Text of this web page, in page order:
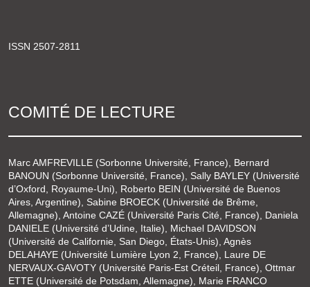
ISSN 2507-2811
COMITÉ DE LECTURE
Marc AMFREVILLE (Sorbonne Université, France), Bernard
BANOUN (Sorbonne Université, France), Sally BAYLEY (Université
d’Oxford, Royaume-Uni), Roberto BEIN (Université de Buenos
Aires, Argentine), Sabine BROECK (Université de Brême,
Allemagne), Antoine CAZÉ (Université Paris Cité, France), Daniela
DANIELE (Université d’Udine, Italie), Michael DAVIDSON
(Université de Californie, San Diego, États-Unis), Agnès
DELAHAYE (Université Lumière Lyon 2, France), Laure DE
NERVAUX-GAVOTY (Université Paris-Est Créteil, France), Ottmar
ETTE (Université de Potsdam, Allemagne), Marie FRANCO